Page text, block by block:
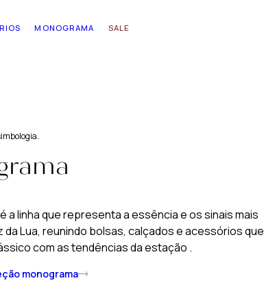
MONOGRAMA SALE
a linha que representa a essência e os sinais mais
da Lua, reunindo bolsas, calçados e acessórios que
com as tendências da estação .
monograma